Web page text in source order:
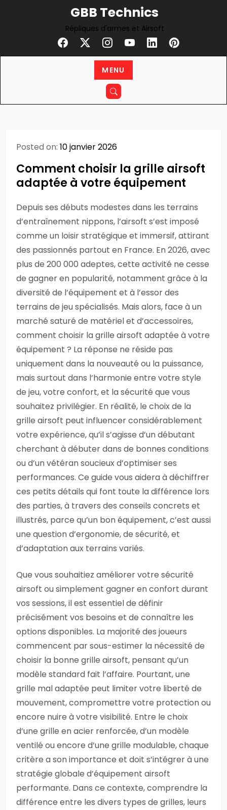
GBB Technics
Répliques d'armes et Airsoft
MENU
Posted on: 10 janvier 2026
Comment choisir la grille airsoft
adaptée à votre équipement
Depuis ses débuts modestes dans les terrains
d’entraînement nippons, l’airsoft s’est imposé
comme un loisir stratégique et immersif, attirant
des passionnés partout en France. En 2026, avec
plus de 200 000 adeptes, cette activité ne cesse
de gagner en popularité, notamment grâce à la
diversité de l’équipement et à l’essor des
terrains de jeu spécialisés. Mais alors, face à un
marché saturé de matériel et d’accessoires,
comment choisir la grille airsoft adaptée à votre
équipement ? La réponse ne réside pas
uniquement dans la nouveauté ou la puissance,
mais surtout dans l’harmonie entre votre style
de jeu, votre confort, et la sécurité que vous
souhaitez privilégier. En réalité, le choix de la
grille airsoft peut influencer considérablement
votre expérience, qu’il s’agisse d’un débutant
cherchant à débuter dans de bonnes conditions
ou d’un vétéran soucieux d’optimiser ses
performances. Ce guide vous aidera à déchiffrer
ces petits détails qui font toute la différence lors
des parties, à travers des conseils concrets et
illustrés, parce qu’un bon équipement, c’est aussi
une question d’ergonomie, de sécurité, et
d’adaptation aux terrains variés.
Que vous souhaitiez améliorer votre sécurité
airsoft ou simplement gagner en confort durant
vos sessions, il est essentiel de définir
précisément vos besoins et de connaître les
options disponibles. La majorité des joueurs
commencent par sous-estimer la nécessité de
choisir la bonne grille airsoft, pensant qu’un
modèle standard fait l’affaire. Pourtant, une
grille mal adaptée peut limiter votre liberté de
mouvement, compromettre votre protection ou
encore nuire à votre visibilité. Entre le choix
d’une grille en acier renforcée, d’un modèle
ventilé ou encore d’une grille modulable, chaque
critère a son importance et doit s’intégrer à une
stratégie globale d’équipement airsoft
performante. Dans ce contexte, comprendre la
différence entre les divers types de grilles, leurs